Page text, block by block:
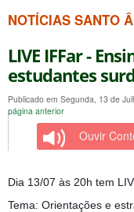
NOTÍCIAS SANTO
LIVE IFFar -
estudantes
Publicado em Segunda, 13 de
página anterior
Ouvir
Dia 13/07 às 20h tem
Tema: Orientações e